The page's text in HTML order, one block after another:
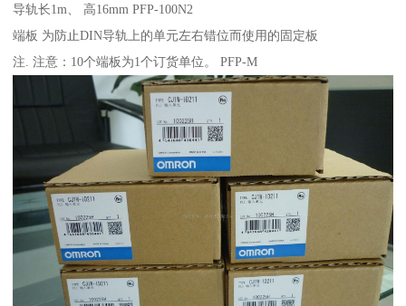
导轨长1m、 高16mm PFP-100N2
端板 为防止DIN导轨上的单元左右错位而使用的固定板
注. 注意：10个端板为1个订货单位。 PFP-M